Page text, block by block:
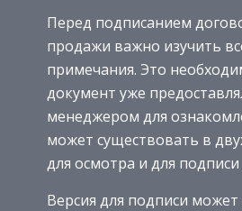
Перед подписанием
продажи важно изучить
примечания. Это
документ уже
менеджером для
может существовать в
для осмотра и для подписи
Версия для подписи